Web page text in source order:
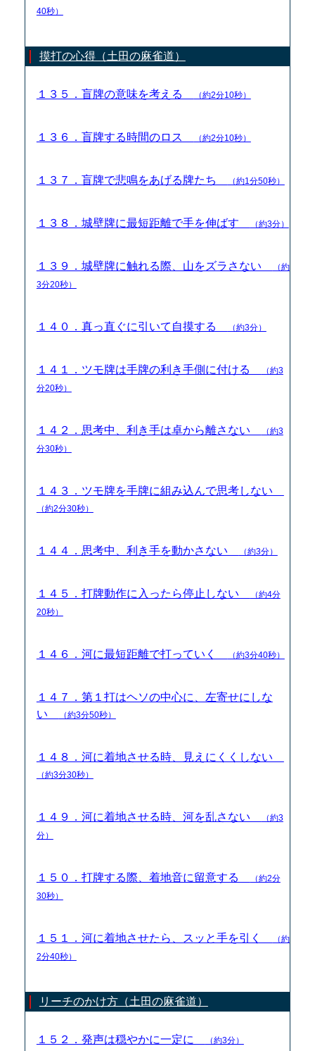
40秒）
摸打の心得（土田の麻雀道）
１３５．盲牌の意味を考える （約2分10秒）
１３６．盲牌する時間のロス （約2分10秒）
１３７．盲牌で悲鳴をあげる牌たち （約1分50秒）
１３８．城壁牌に最短距離で手を伸ばす （約3分）
１３９．城壁牌に触れる際、山をズラさない
（約
3分20秒）
１４０．真っ直ぐに引いて自摸する （約3分）
１４１．ツモ牌は手牌の利き手側に付ける
（約3
分20秒）
１４２．思考中、利き手は卓から離さない
（約3
分30秒）
１４３．ツモ牌を手牌に組み込んで思考しない
（約2分30秒）
１４４．思考中、利き手を動かさない （約3分）
１４５．打牌動作に入ったら停止しない
（約4分
20秒）
１４６．河に最短距離で打っていく （約3分40秒）
１４７．第１打はヘソの中心に、左寄せにしな
い
（約3分50秒）
１４８．河に着地させる時、見えにくくしない
（約3分30秒）
１４９．河に着地させる時、河を乱さない
（約3
分）
１５０．打牌する際、着地音に留意する
（約2分
30秒）
１５１．河に着地させたら、スッと手を引く
（約
2分40秒）
リーチのかけ方（土田の麻雀道）
１５２．発声は穏やかに一定に （約3分）